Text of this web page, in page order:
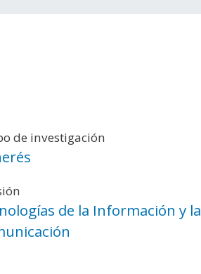
de investigación
de la Información y la